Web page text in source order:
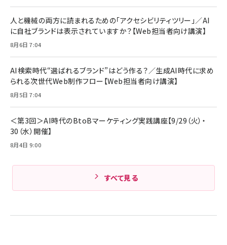
組織の成果を最大化する ルールのデザイン
￥1,980
Amazonランキングをもっと見る
全ワイヤレスイヤホン/アクティブノイズキャンセリ
技術基準適合】ブラック
￥5,990
ケーブル Anker絡まないケーブル 240W 結束バン
ド付き USB PD対応 シリコン素材採用 iPhone
17 / 16 / 15 / Galaxy iPad Pro MacBook
Pro/Air 各種対応 (1.8m ミッドナイトブラック)
￥1,890
サッポロ 生ビール 黒ラベル 350ml 缶 24本 ビー
ル ケース買い【6/30応募〆切! 黒ラベルビヤセラー
￥4,857
人と機械の両方に読まれるための「アクセシビリティツリー」／AI
に自社ブランドは表示されていますか？【Web担当者向け講演】
8月6日 7:04
AI検索時代“選ばれるブランド”はどう作る？／生成AI時代に求め
られる次世代Web制作フロー【Web担当者向け講演】
8月5日 7:04
＜第3回＞AI時代のBtoBマーケティング実践講座【9/29（火）・
30（水）開催】
8月4日 9:00
すべて見る